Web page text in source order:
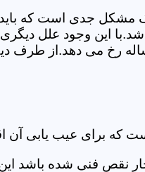
مشکل جدی است که
این وجود علل
رخ می دهد.از
برای عیب یابی آن
نقص فنی شده